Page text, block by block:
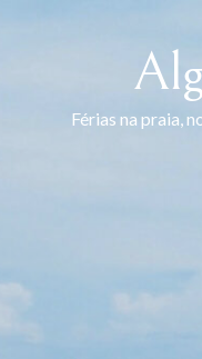
Férias na praia,